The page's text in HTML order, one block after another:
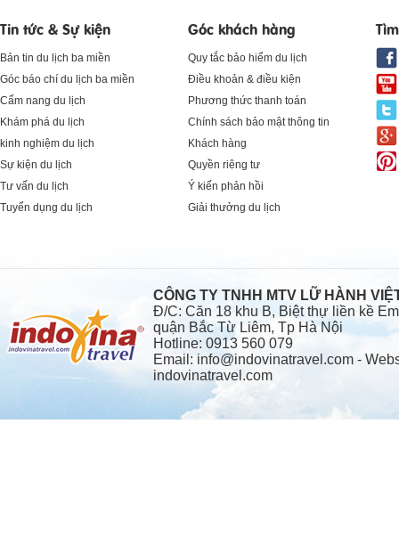
Tin tức & Sự kiện
Bản tin du lịch ba miền
Góc báo chí du lịch ba miền
Cẩm nang du lịch
Khám phá du lịch
kinh nghiệm du lịch
Sự kiện du lịch
Tư vấn du lịch
Tuyển dụng du lịch
Góc khách hàng
Quy tắc bảo hiểm du lịch
Điều khoản & điều kiện
Phương thức thanh toán
Chính sách bảo mật thông tin
Khách hàng
Quyền riêng tư
Ý kiến phản hồi
Giải thưởng du lịch
CÔNG TY TNHH MTV LỮ HÀNH
Đ/C: Căn 18 khu B, Biệt thự liền kề
quận Bắc Từ Liêm, Tp Hà Nội
Hotline: 0913 560 079
Email: info@indovinatravel.com -
indovinatravel.com